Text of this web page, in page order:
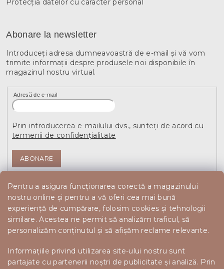
Pentru a asigura funcționarea corectă a magazinului
nostru online și pentru a vă oferi cea mai bună
experiență de cumpărare, folosim cookies și tehnologii
similare. Acestea ne permit să analizăm traficul, să
personalizăm conținutul și să afișăm reclame relevante.
Informațiile privind utilizarea site-ului nostru sunt
partajate cu partenerii noștri de publicitate și analiză. Prin
Protecția datelor cu caracter personal
Abonare la newsletter
Introduceţi adresa dumneavoastră de e-mail şi vă vom
trimite informaţii despre produsele noi disponibile în
magazinul nostru virtual.
Adresă de e-mail
Prin introducerea e-mailului dvs., sunteți de acord cu
termenii de confidențialitate
ABONARE